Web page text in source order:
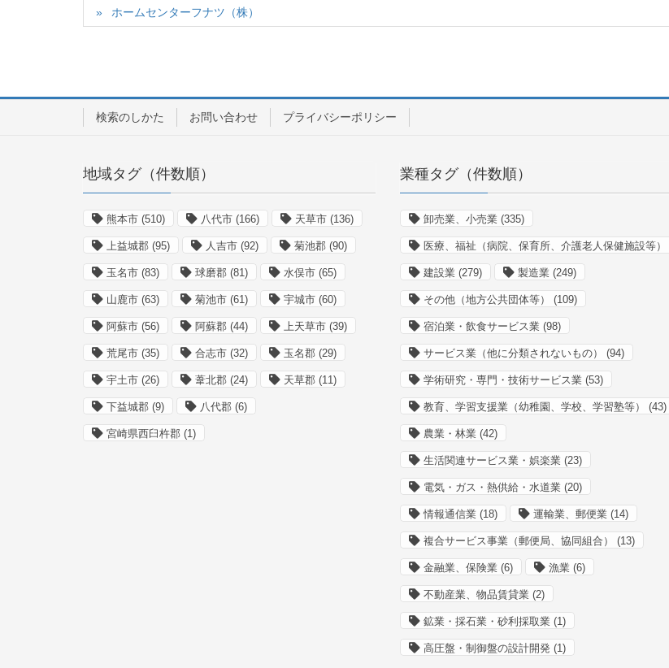
ホームセンターフナツ（株）
検索のしかた お問い合わせ プライバシーポリシー
地域タグ（件数順）
熊本市 (510) 八代市 (166) 天草市 (136)
上益城郡 (95) 人吉市 (92) 菊池郡 (90)
玉名市 (83) 球磨郡 (81) 水俣市 (65)
山鹿市 (63) 菊池市 (61) 宇城市 (60)
阿蘇市 (56) 阿蘇郡 (44) 上天草市 (39)
荒尾市 (35) 合志市 (32) 玉名郡 (29)
宇土市 (26) 葦北郡 (24) 天草郡 (11)
下益城郡 (9) 八代郡 (6)
宮崎県西臼杵郡 (1)
業種タグ（件数順）
卸売業、小売業 (335)
医療、福祉（病院、保育所、介護老人保健施設等）
建設業 (279) 製造業 (249)
その他（地方公共団体等） (109)
宿泊業・飲食サービス業 (98)
サービス業（他に分類されないもの） (94)
学術研究・専門・技術サービス業 (53)
教育、学習支援業（幼稚園、学校、学習塾等） (43)
農業・林業 (42)
生活関連サービス業・娯楽業 (23)
電気・ガス・熱供給・水道業 (20)
情報通信業 (18) 運輸業、郵便業 (14)
複合サービス事業（郵便局、協同組合） (13)
金融業、保険業 (6) 漁業 (6)
不動産業、物品賃貸業 (2)
鉱業・採石業・砂利採取業 (1)
高圧盤・制御盤の設計開発 (1)